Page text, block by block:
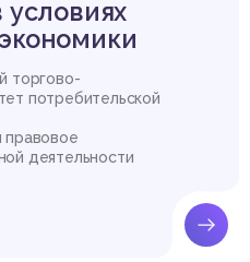
условиях
торгово-
потребительской
правовое
деятельности